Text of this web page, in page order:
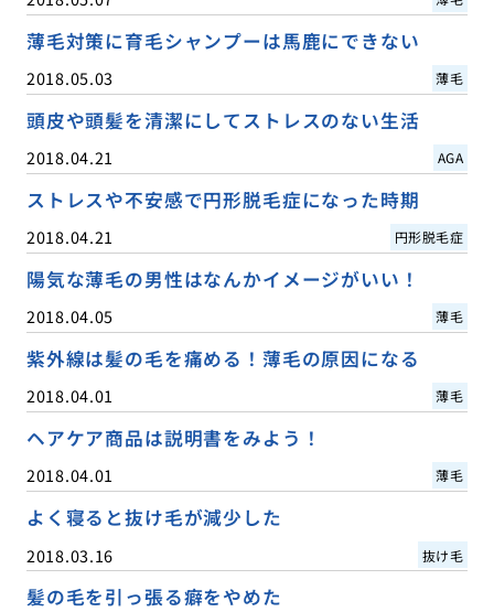
薄毛対策に育毛シャンプーは馬鹿にできない
2018.05.03 薄毛
頭皮や頭髪を清潔にしてストレスのない生活
2018.04.21 AGA
ストレスや不安感で円形脱毛症になった時期
2018.04.21 円形脱毛症
陽気な薄毛の男性はなんかイメージがいい！
2018.04.05 薄毛
紫外線は髪の毛を痛める！薄毛の原因になる
2018.04.01 薄毛
ヘアケア商品は説明書をみよう！
2018.04.01 薄毛
よく寝ると抜け毛が減少した
2018.03.16 抜け毛
髪の毛を引っ張る癖をやめた